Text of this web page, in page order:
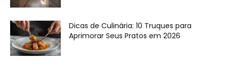
Dicas de Culinária: 10 Truques para
Aprimorar Seus Pratos em 2026